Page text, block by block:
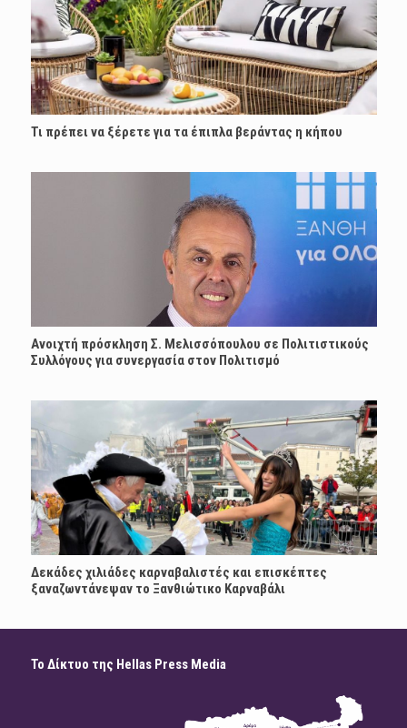
Τι πρέπει να ξέρετε για τα έπιπλα βεράντας η κήπου
Ανοιχτή πρόσκληση Σ. Μελισσόπουλου σε Πολιτιστικούς
Συλλόγους για συνεργασία στον Πολιτισμό
Δεκάδες χιλιάδες καρναβαλιστές και επισκέπτες
ξαναζωντάνεψαν το Ξανθιώτικο Καρναβάλι
Το Δίκτυο της Hellas Press Media